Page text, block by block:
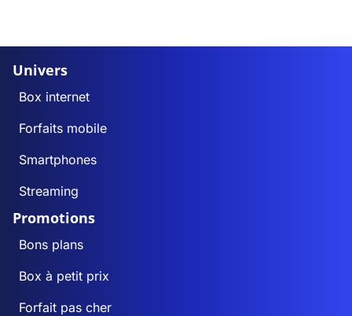
Univers
Box internet
Forfaits mobile
Smartphones
Streaming
Promotions
Bons plans
Box à petit prix
Forfait pas cher